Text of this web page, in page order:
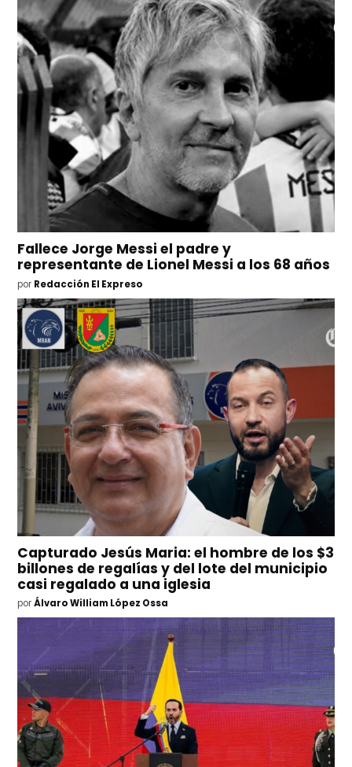
Fallece Jorge Messi el padre y
representante de Lionel Messi a los 68 años
por Redacción El Expreso
Capturado Jesús Maria: el hombre de los $3
billones de regalías y del lote del municipio
casi regalado a una iglesia
por Álvaro William López Ossa